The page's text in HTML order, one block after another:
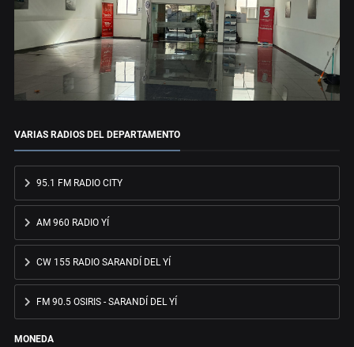
VARIAS RADIOS DEL DEPARTAMENTO
95.1 FM RADIO CITY
AM 960 RADIO YÍ
CW 155 RADIO SARANDÍ DEL YÍ
FM 90.5 OSIRIS - SARANDÍ DEL YÍ
MONEDA